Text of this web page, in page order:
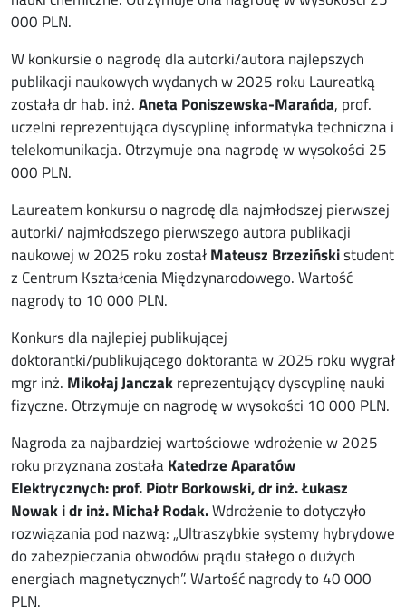
000 PLN.
W konkursie o nagrodę dla autorki/autora najlepszych
publikacji naukowych wydanych w 2025 roku Laureatką
została dr hab. inż.Aneta Poniszewska-Marańda, prof.
uczelni reprezentująca dyscyplinę informatyka techniczna i
telekomunikacja. Otrzymuje ona nagrodę w wysokości 25
000 PLN.
Laureatem konkursu o nagrodę dla najmłodszej pierwszej
autorki/ najmłodszego pierwszego autora publikacji
naukowej w 2025 roku zostałMateusz Brzezińskistudent
z Centrum Kształcenia Międzynarodowego. Wartość
nagrody to 10 000 PLN.
Konkurs dla najlepiej publikującej
doktorantki/publikującego doktoranta w 2025 roku wygrał
mgr inż. Mikołaj Janczakreprezentujący dyscyplinę nauki
fizyczne. Otrzymuje on nagrodę w wysokości 10 000 PLN.
Nagroda za najbardziej wartościowe wdrożenie w 2025
roku przyznana zostałaKatedrze Aparatów
Elektrycznych: prof. Piotr Borkowski, dr inż. Łukasz
Nowak i dr inż. Michał Rodak.Wdrożenie to dotyczyło
rozwiązania pod nazwą: „Ultraszybkie systemy hybrydowe
do zabezpieczania obwodów prądu stałego o dużych
energiach magnetycznych”. Wartość nagrody to 40 000
PLN.